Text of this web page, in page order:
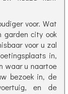
voor. Wat
garden city ook
voor u zal
in,
waar u naartoe
bezoek in, de
en de